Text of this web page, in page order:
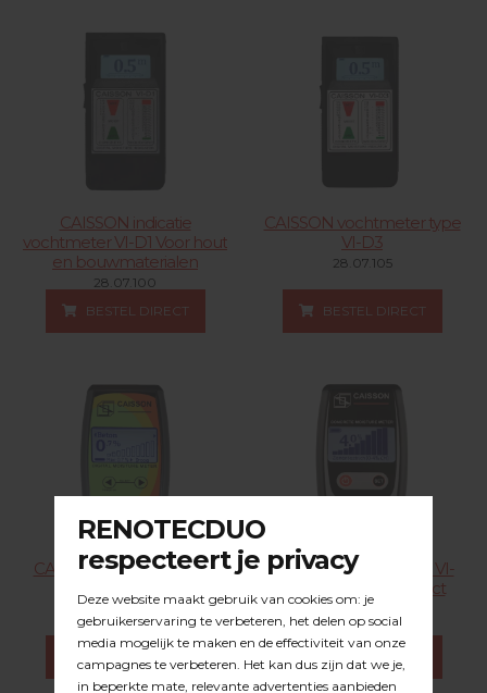
CAISSON indicatie
vochtmeter VI-D1 Voor hout
en bouwmaterialen
28.07.100
BESTEL DIRECT
CAISSON vochtmeter type
VI-D3
28.07.105
BESTEL DIRECT
CAISSON vochtmeter VI-
28.07.121
CAISSON vochtmeter VI-
D4 beton met contact
Elektroden
28.07.101